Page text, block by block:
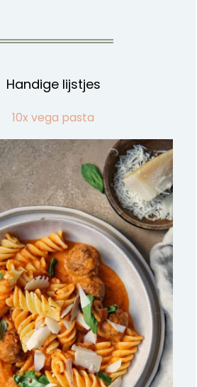
Handige lijstjes
10x vega pasta